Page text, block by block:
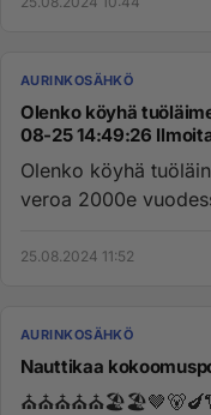
AURINKOSÄHKÖ
Olenko köyhä tuöläimejls maksan
08-25 14:49:26
Olenko köyhä tuöläine n Jos maksan
veroa 2000e
25.08.2024 11:52
AURINKOSÄHKÖ
Nauttikaa